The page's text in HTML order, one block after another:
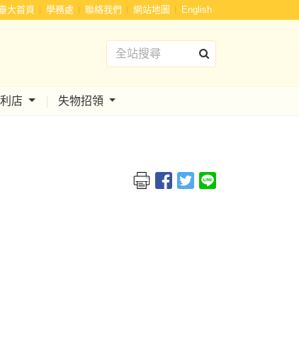
大首頁 學務處 聯絡我們 網站地圖 English
店 失物招領